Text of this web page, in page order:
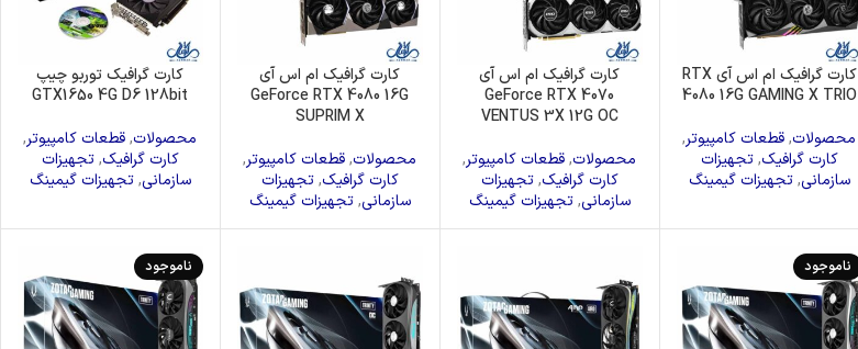
حافظه SSD هارد دیسک
مانیتور فن پردازنده درایونوری
کارت گرافیک ام اس آی RTX
4080 16G GAMING X TRIO
محصولات,قطعات کامپیوتر,
کارت گرافیک,تجهیزات
سازمانی,تجهیزات گیمینگ
کارت گرافیک ام اس آی
GeForce RTX 4070
VENTUS 3X 12G OC
محصولات,قطعات کامپیوتر,
کارت گرافیک,تجهیزات
سازمانی,تجهیزات گیمینگ
کارت گرافیک ام اس آی
GeForce RTX 4080 16G
SUPRIM X
محصولات,قطعات کامپیوتر,
کارت گرافیک,تجهیزات
سازمانی,تجهیزات گیمینگ
کارت گرافیک توربو چیپ
GTX1650 4G D6 128bit
محصولات,قطعات کامپیوتر,
کارت گرافیک,تجهیزات
سازمانی,تجهیزات گیمینگ
ناموجود ناموجود